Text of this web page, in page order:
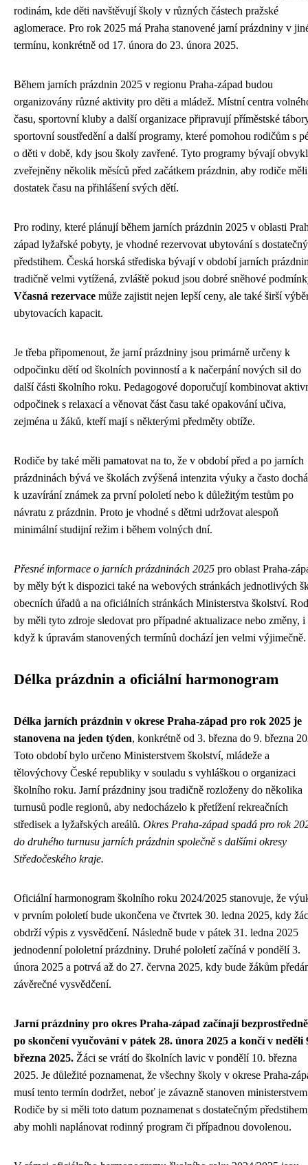
rodinám, kde děti navštěvují školy v různých částech pražské
aglomerace. Pro rok 2025 má Praha stanovené jarní prázdniny v
termínu, konkrétně od 17. února do 23. února 2025.
Během jarních prázdnin 2025 v regionu Praha-západ budou
organizovány různé aktivity pro děti a mládež. Místní centra
času, sportovní kluby a další organizace připravují příměstské
sportovní soustředění a další programy, které pomohou rodičům s
o děti v době, kdy jsou školy zavřené. Tyto programy bývají
zveřejněny několik měsíců před začátkem prázdnin, aby rodiče měli
dostatek času na přihlášení svých dětí.
Pro rodiny, které plánují během jarních prázdnin 2025 v oblasti
západ lyžařské pobyty, je vhodné rezervovat ubytování s
předstihem. Česká horská střediska bývají v období jarních
tradičně velmi vytížená, zvláště pokud jsou dobré sněhové
Včasná rezervace může zajistit nejen lepší ceny, ale také širší
ubytovacích kapacit.
Je třeba připomenout, že jarní prázdniny jsou primárně určeny k
odpočinku dětí od školních povinností a k načerpání nových sil do
další části školního roku. Pedagogové doporučují kombinovat
odpočinek s relaxací a věnovat část času také opakování učiva,
zejména u žáků, kteří mají s některými předměty obtíže.
Rodiče by také měli pamatovat na to, že v období před a po jarních
prázdninách bývá ve školách zvýšená intenzita výuky a často
k uzavírání známek za první pololetí nebo k důležitým testům po
návratu z prázdnin. Proto je vhodné s dětmi udržovat alespoň
minimální studijní režim i během volných dní.
Přesné informace o jarních prázdninách 2025 pro oblast Praha-
by měly být k dispozici také na webových stránkách jednotlivých
obecních úřadů a na oficiálních stránkách Ministerstva školství.
by měli tyto zdroje sledovat pro případné aktualizace nebo změny, i
když k úpravám stanovených termínů dochází jen velmi výjimečně.
Délka prázdnin a oficiální harmonogram
Délka jarních prázdnin v okrese Praha-západ pro rok 2025 je
stanovena na jeden týden, konkrétně od 3. března do 9. března
Toto období bylo určeno Ministerstvem školství, mládeže a
tělovýchovy České republiky v souladu s vyhláškou o organizaci
školního roku. Jarní prázdniny jsou tradičně rozloženy do několika
turnusů podle regionů, aby nedocházelo k přetížení rekreačních
středisek a lyžařských areálů. Okres Praha-západ spadá pro rok
do druhého turnusu jarních prázdnin společně s dalšími okresy
Středočeského kraje.
Oficiální harmonogram školního roku 2024/2025 stanovuje, že
v prvním pololetí bude ukončena ve čtvrtek 30. ledna 2025, kdy
obdrží výpis z vysvědčení. Následně bude v pátek 31. ledna 2025
jednodenní pololetní prázdniny. Druhé pololetí začíná v pondělí 3.
února 2025 a potrvá až do 27. června 2025, kdy bude žákům
závěrečné vysvědčení.
Jarní prázdniny pro okres Praha-západ začínají bezprostředně
po skončení vyučování v pátek 28. února 2025 a končí v neděli
března 2025. Žáci se vrátí do školních lavic v pondělí 10. března
2025. Je důležité poznamenat, že všechny školy v okrese Praha-
musí tento termín dodržet, neboť je závazně stanoven
Rodiče by si měli toto datum poznamenat s dostatečným
aby mohli naplánovat rodinný program či případnou dovolenou.